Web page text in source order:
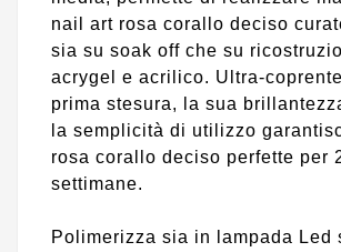
nail art rosa corallo deciso
sia su soak off che su
acrygel e acrilico. Ultra-
prima stesura, la sua
la semplicità di utilizzo
rosa corallo deciso perfette per
settimane.
Polimerizza sia in lampada Led